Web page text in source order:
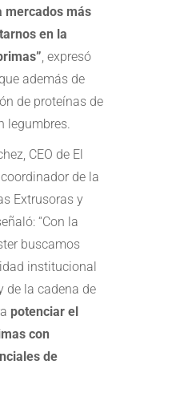
mercados más
en la
, expresó
además de
de proteínas de
legumbres.
CEO de El
de la
Extrusoras y
“Con la
buscamos
institucional
de la cadena de
potenciar el
con
de